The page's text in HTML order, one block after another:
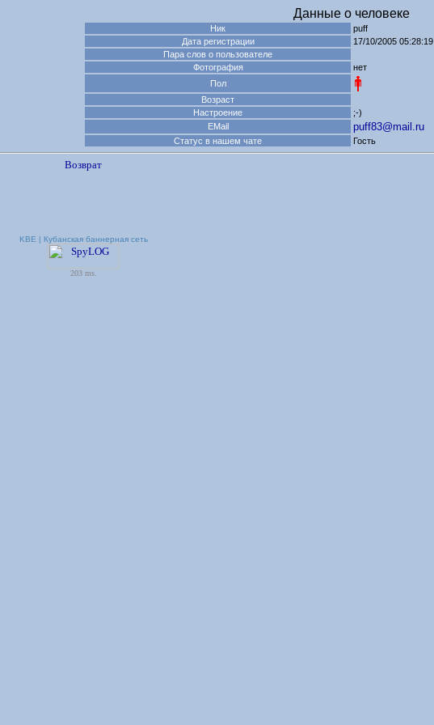
Данные о человеке
Ник
puff
Дата регистрации
17/10/2005 05:28:19
Пара слов о пользователе
Фотография
нет
Пол
Возраст
Настроение
;-)
EMail
puff83@mail.ru
Статус в нашем чате Гость
Возврат
KBE | Кубанская баннерная сеть
203 ms.